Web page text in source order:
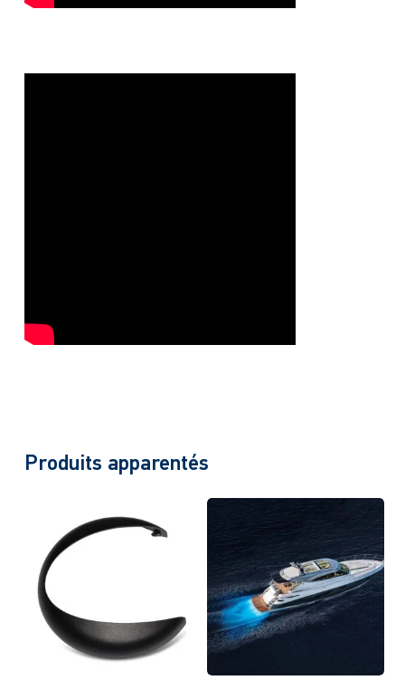
Produits apparentés